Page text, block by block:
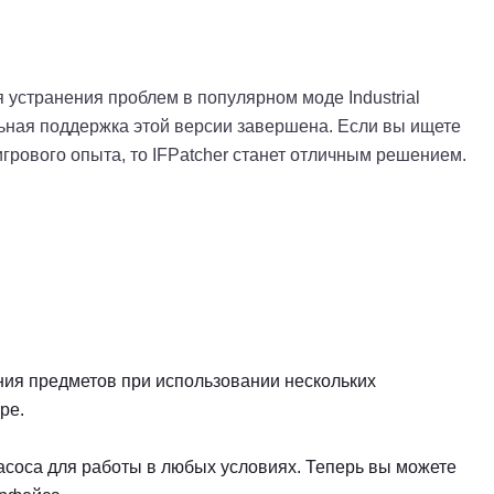
проблем в популярном моде Industrial
поддержка этой версии завершена. Если вы ищете
опыта, то IFPatcher станет отличным решением.
предметов при использовании нескольких
для работы в любых условиях. Теперь вы можете